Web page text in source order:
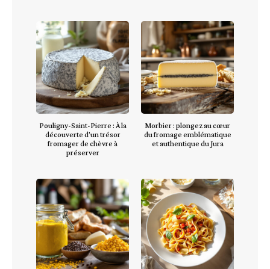
Pouligny-Saint-Pierre : À la
découverte d’un trésor
fromager de chèvre à
préserver
Morbier : plongez au cœur
du fromage emblématique
et authentique du Jura